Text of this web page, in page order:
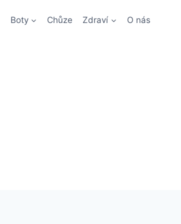
Boty Chůze Zdraví O nás